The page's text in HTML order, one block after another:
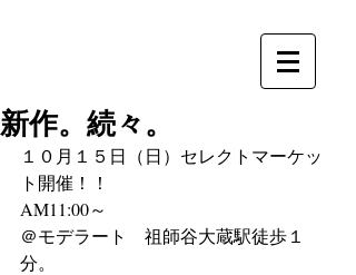
新作。続々。
１０月１５日（日）セレクトマーケッ
ト開催！！
AM11:00～
＠モデラート　祖師谷大蔵駅徒歩１
分。